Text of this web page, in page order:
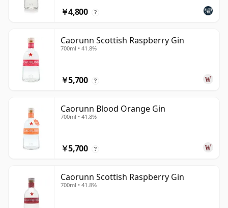
￥4,800 ?
Caorunn Scottish Raspberry Gin
700ml • 41.8%
￥5,700 ?
Caorunn Blood Orange Gin
700ml • 41.8%
￥5,700 ?
Caorunn Scottish Raspberry Gin
700ml • 41.8%